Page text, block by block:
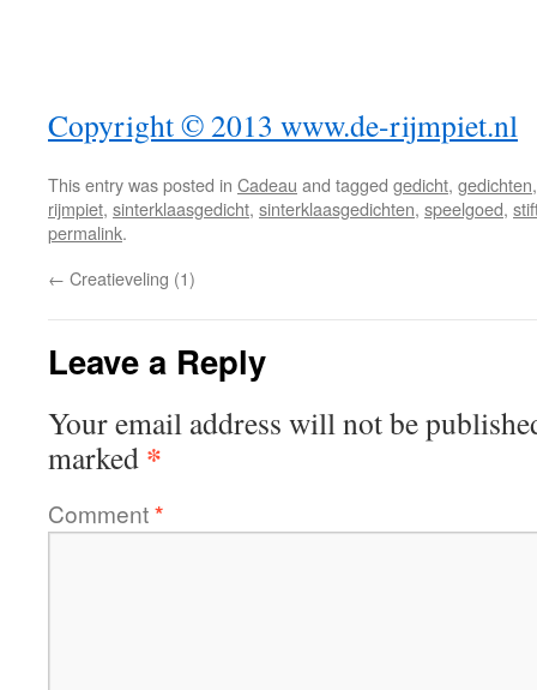
Copyright © 2013 www.de-rijmpiet.nl
This entry was posted in Cadeau and tagged gedicht, gedichten
rijmpiet, sinterklaasgedicht, sinterklaasgedichten, speelgoed,
permalink.
← Creatieveling (1)
Leave a Reply
Your email address will not be
marked *
Comment*